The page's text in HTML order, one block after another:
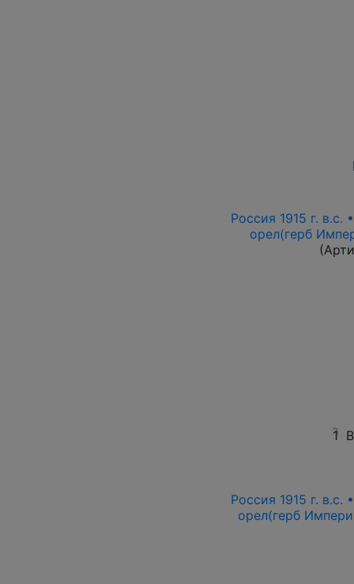
Россия 1915 г. в.с.
орел(герб
1
Россия 1915 г. в.с.
орел(герб